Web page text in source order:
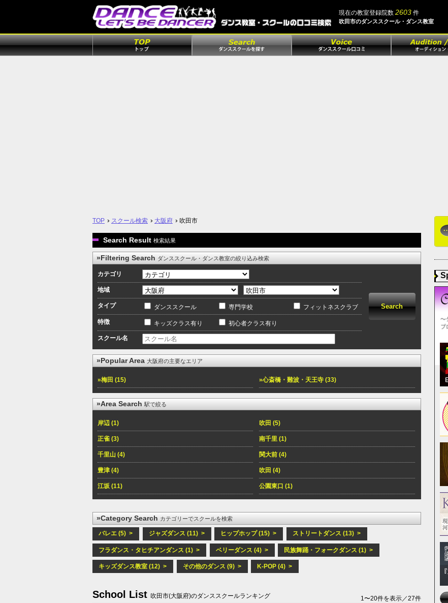
現在の教室登録院数 2603件
吹田市のダンススクール・ダンス教室
TOP スクール検索 大阪府 吹田市
Search Result 検索結果
»Filtering Search ダンススクール・ダンス教室の絞り込み検索
カテゴリ
地域
タイプ ダンススクール 専門学校 フィットネスクラブ
特徴 キッズクラス有り 初心者クラス有り
スクール名
»Popular Area 大阪府の主要なエリア
»梅田 (15) »心斎橋・難波・天王寺 (33)
»Area Search駅で絞る
岸辺 (1) 吹田 (5)
正雀 (3) 南千里 (1)
千里山 (4) 関大前 (4)
豊津 (4) 吹田 (4)
江坂 (11) 公園東口 (1)
»Category Search カテゴリーでスクールを検索
バレエ (5) > ジャズダンス (11) > ヒップホップ (15) > ストリートダンス (13) >
フラダンス・タヒチアンダンス (1) > ベリーダンス (4) > 民族舞踊・フォークダンス (1) >
キッズダンス教室 (12) > その他のダンス (9) > K-POP (4) >
School List 吹田市(大阪府)のダンススクールランキング 1〜20件を表示／27件